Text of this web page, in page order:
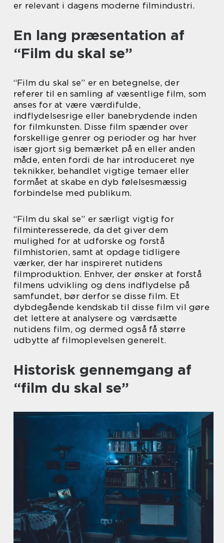
er relevant i dagens moderne filmindustri.
En lang præsentation af
“Film du skal se”
“Film du skal se” er en betegnelse, der
referer til en samling af væsentlige film, som
anses for at være værdifulde,
indflydelsesrige eller banebrydende inden
for filmkunsten. Disse film spænder over
forskellige genrer og perioder og har hver
især gjort sig bemærket på en eller anden
måde, enten fordi de har introduceret nye
teknikker, behandlet vigtige temaer eller
formået at skabe en dyb følelsesmæssig
forbindelse med publikum.
“Film du skal se” er særligt vigtig for
filminteresserede, da det giver dem
mulighed for at udforske og forstå
filmhistorien, samt at opdage tidligere
værker, der har inspireret nutidens
filmproduktion. Enhver, der ønsker at forstå
filmens udvikling og dens indflydelse på
samfundet, bør derfor se disse film. Et
dybdegående kendskab til disse film vil gøre
det lettere at analysere og værdsætte
nutidens film, og dermed også få større
udbytte af filmoplevelsen generelt.
Historisk gennemgang af
“film du skal se”